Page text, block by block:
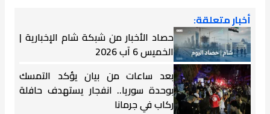
أخبار متعلقة:
حصاد الأخبار من شبكة شام الإخبارية |
الخميس 6 آب 2026
بعد ساعات من بيان يؤكد التمسك
بوحدة سوريا.. انفجار يستهدف حافلة
ركاب في جرمانا